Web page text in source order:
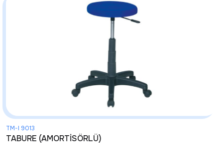
TM-I 9013
TABURE (AMORTİSÖRLÜ)